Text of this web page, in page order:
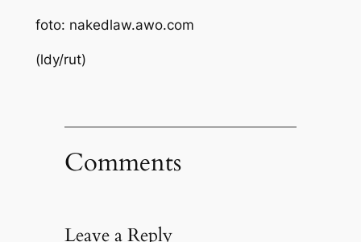
foto: nakedlaw.awo.com
(ldy/rut)
Comments
Leave a Reply